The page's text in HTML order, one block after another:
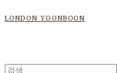
LONDON YOONBOON